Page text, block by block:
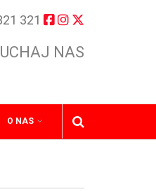
321
NAS
O NAS